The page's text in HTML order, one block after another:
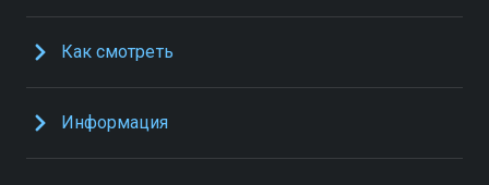
Как смотреть
Информация